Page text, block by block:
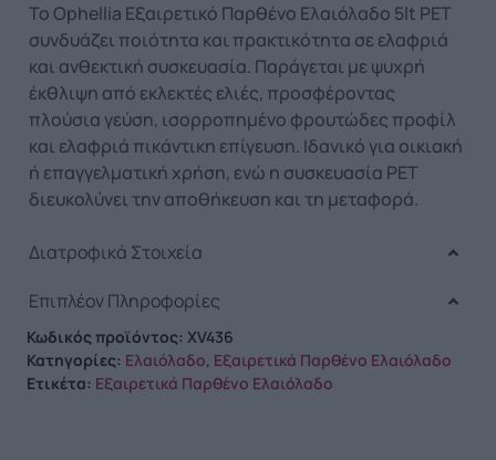
Το Ophellia Εξαιρετικό Παρθένο Ελαιόλαδο 5lt PET
συνδυάζει ποιότητα και πρακτικότητα σε ελαφριά
και ανθεκτική συσκευασία. Παράγεται με ψυχρή
έκθλιψη από εκλεκτές ελιές, προσφέροντας
πλούσια γεύση, ισορροπημένο φρουτώδες προφίλ
και ελαφριά πικάντικη επίγευση. Ιδανικό για οικιακή
ή επαγγελματική χρήση, ενώ η συσκευασία PET
διευκολύνει την αποθήκευση και τη μεταφορά.
Διατροφικά Στοιχεία
Επιπλέον Πληροφορίες
Κωδικός προϊόντος: XV436
Κατηγορίες: Ελαιόλαδο, Εξαιρετικά Παρθένο Ελαιόλαδο
Ετικέτα: Εξαιρετικά Παρθένο Ελαιόλαδο